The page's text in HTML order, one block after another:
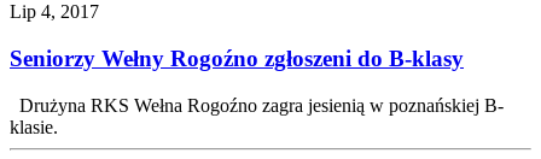
Lip 4, 2017
Seniorzy Wełny Rogoźno zgłoszeni do B-klasy
Drużyna RKS Wełna Rogoźno zagra jesienią w poznańskiej B-
klasie.